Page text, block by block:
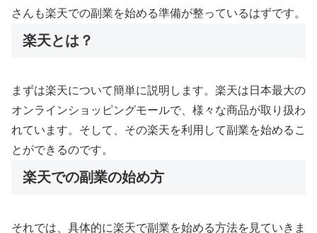
さんも楽天での副業を始める準備が整っているはずです。
楽天とは？
まずは楽天について簡単に説明します。楽天は日本最大の
オンラインショッピングモールで、様々な商品が取り扱わ
れています。そして、その楽天を利用して副業を始めるこ
とができるのです。
楽天での副業の始め方
それでは、具体的に楽天で副業を始める方法を見ていきま